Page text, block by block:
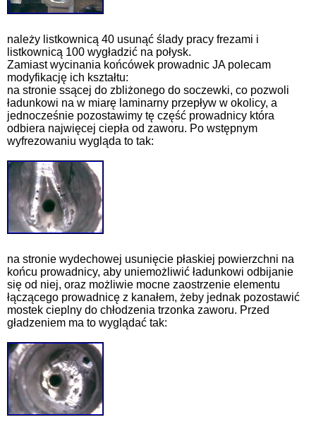
należy listkownicą 40 usunąć ślady pracy frezami i
listkownicą 100 wygładzić na połysk.
Zamiast wycinania końcówek prowadnic JA polecam
modyfikację ich kształtu:
na stronie ssącej do zbliżonego do soczewki, co pozwoli
ładunkowi na w miarę laminarny przepływ w okolicy, a
jednocześnie pozostawimy tę część prowadnicy która
odbiera najwięcej ciepła od zaworu. Po wstępnym
wyfrezowaniu wygląda to tak:
na stronie wydechowej usunięcie płaskiej powierzchni na
końcu prowadnicy, aby uniemożliwić ładunkowi odbijanie
się od niej, oraz możliwie mocne zaostrzenie elementu
łączącego prowadnicę z kanałem, żeby jednak pozostawić
mostek cieplny do chłodzenia trzonka zaworu. Przed
gładzeniem ma to wyglądać tak: